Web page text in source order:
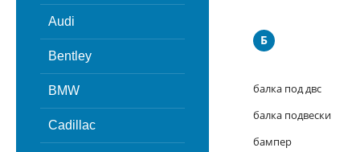
Audi
Bentley
BMW
Cadillac
Б
балка под двс
балка подвески
бампер